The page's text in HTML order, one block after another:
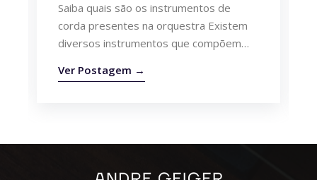
Saiba quais são os instrumentos de
corda presentes na orquestra Existem
diversos instrumentos que compõem
Ver Postagem →